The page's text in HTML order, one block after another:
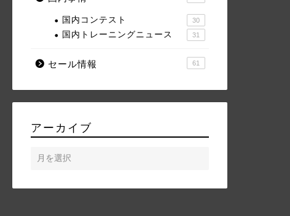
国内コンテスト 30
国内トレーニングニュース 31
セール情報 61
アーカイブ